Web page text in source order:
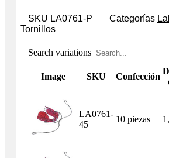
SKU LA0761-P Categorías
Tornillos
Search variations
Image SKU Confección
LA0761-
45
10 piezas